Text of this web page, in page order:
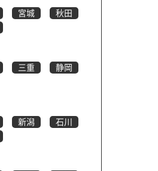
宮城
秋田
三重 静岡
新潟
石川